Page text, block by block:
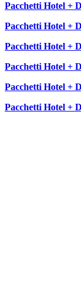
Pacchetti Hotel +
Pacchetti Hotel +
Pacchetti Hotel +
Pacchetti Hotel +
Pacchetti Hotel +
Pacchetti Hotel +